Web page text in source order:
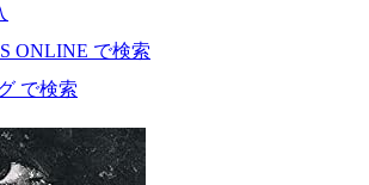
ONLINE で検索
で検索